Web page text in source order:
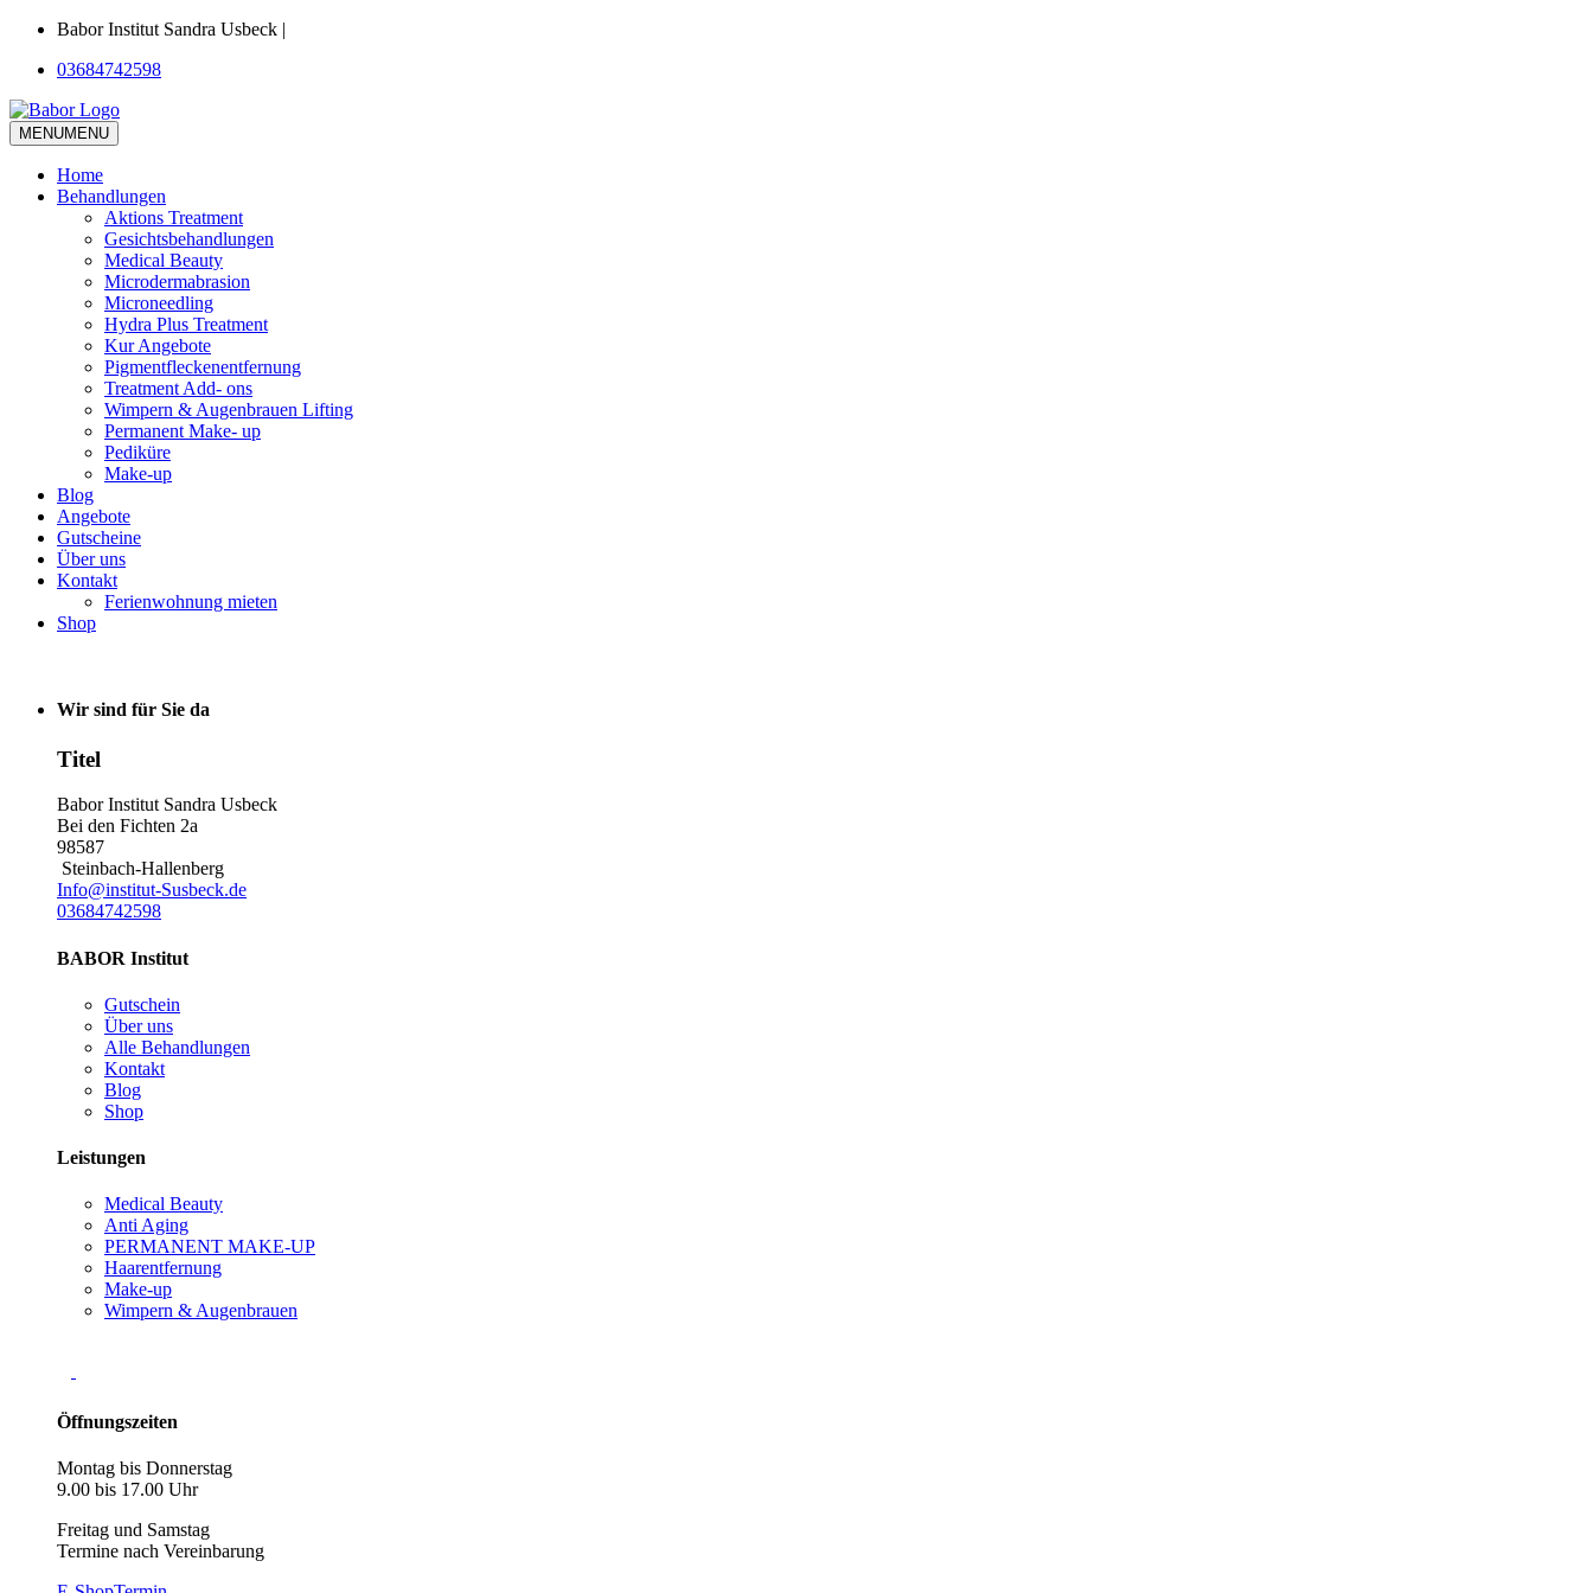
Babor Institut Sandra Usbeck |
03684742598
MENUMENU
Home
Behandlungen
Aktions Treatment
Gesichtsbehandlungen
Medical Beauty
Microdermabrasion
Microneedling
Hydra Plus Treatment
Kur Angebote
Pigmentfleckenentfernung
Treatment Add- ons
Wimpern & Augenbrauen Lifting
Permanent Make- up
Pediküre
Make-up
Blog
Angebote
Gutscheine
Über uns
Kontakt
Ferienwohnung mieten
Shop
Wir sind für Sie da
Titel
Babor Institut Sandra Usbeck
Bei den Fichten 2a
98587
Steinbach-Hallenberg
Info@institut-Susbeck.de
03684742598
BABOR Institut
Gutschein
Über uns
Alle Behandlungen
Kontakt
Blog
Shop
Leistungen
Medical Beauty
Anti Aging
PERMANENT MAKE-UP
Haarentfernung
Make-up
Wimpern & Augenbrauen
Öffnungszeiten
Montag bis Donnerstag
9.00 bis 17.00 Uhr
Freitag und Samstag
Termine nach Vereinbarung